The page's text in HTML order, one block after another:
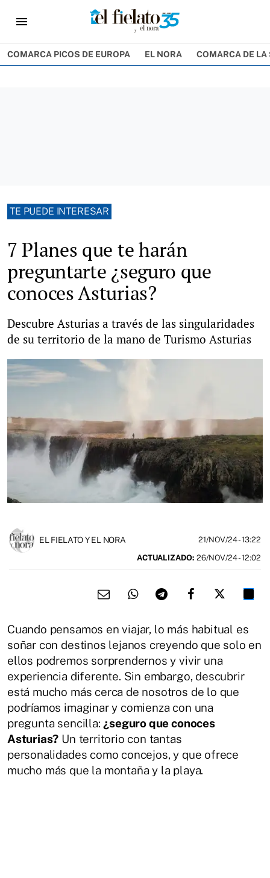
menu
COMARCA PICOS DE EUROPA EL NORA COMARCA DE LA
TE PUEDE INTERESAR
7 Planes que te harán
preguntarte ¿seguro que
conoces Asturias?
Descubre Asturias a través de las singularidades
de su territorio de la mano de Turismo Asturias
EL FIELATO Y EL NORA 21/NOV/24- 13:22
ACTUALIZADO: 26/NOV/24 - 12:02
Cuando pensamos en viajar, lo más habitual es
soñar con destinos lejanos creyendo que solo en
ellos podremos sorprendernos y vivir una
experiencia diferente. Sin embargo, descubrir
está mucho más cerca de nosotros de lo que
podríamos imaginar y comienza con una
pregunta sencilla: ¿seguro que conoces
Asturias? Un territorio con tantas
personalidades como concejos, y que ofrece
mucho más que la montaña y la playa.